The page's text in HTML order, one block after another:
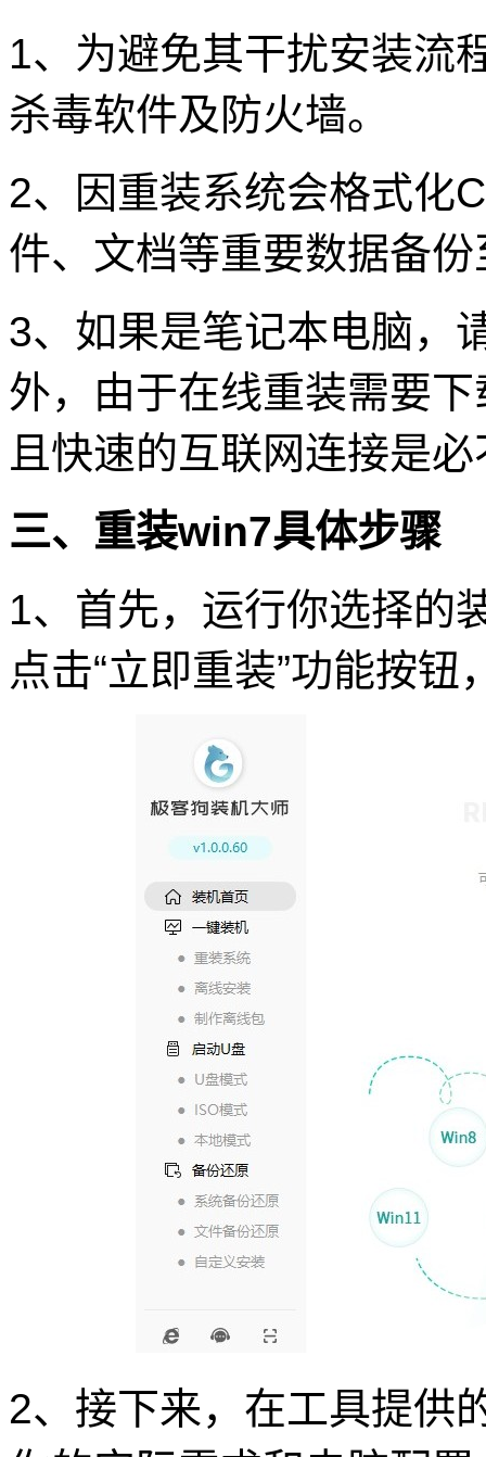
1、为避免其干扰安装流
杀毒软件及防火墙。
2、因重装系统会格式化
件、文档等重要数据备
3、如果是笔记本电脑，
外，由于在线重装需要
且快速的互联网连接是
三、重装win7具体步骤
1、首先，运行你选择的
点击“立即重装”功能按
2、接下来，在工具提供